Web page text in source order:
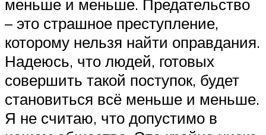
меньше и меньше. Предательство
– это страшное преступление,
которому нельзя найти оправдания.
Надеюсь, что людей, готовых
совершить такой поступок, будет
становиться всё меньше и меньше.
Я не считаю, что допустимо в